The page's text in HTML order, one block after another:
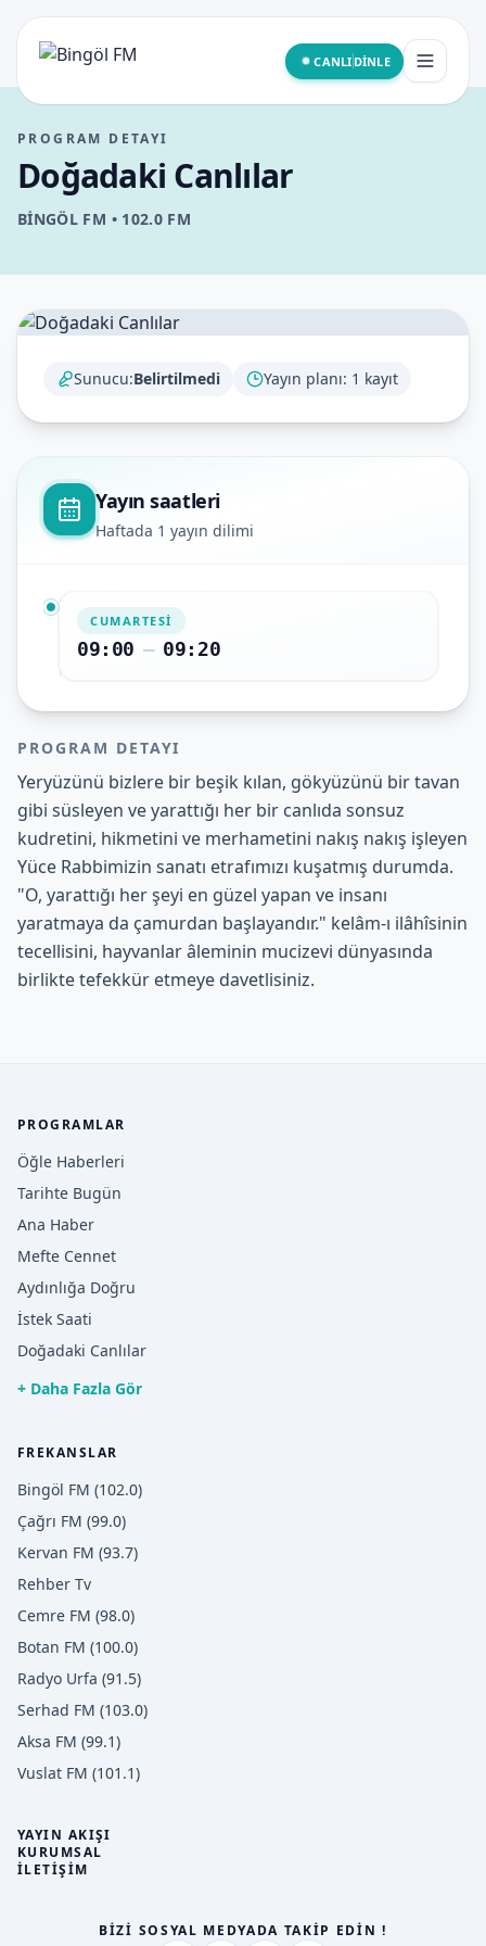
CANLI DINLE
Kurumsal
Programlar
Yayın Akışı
Frekanslar
İstek Hattı
PROGRAM DETAYI
Doğadaki Canlılar
BINGÖL FM • 102.0FM
Sunucu:Belirtilmedi Yayın planı: 1 kayıt
Yayın saatleri
Haftada 1 yayın dilimi
CUMARTESI
09:00 – 09:20
PROGRAM DETAYI
Yeryüzünü bizlere bir beşik kılan, gökyüzünü bir tavan
gibi süsleyen ve yarattığı her bir canlıda sonsuz
kudretini, hikmetini ve merhametini nakış nakış işleyen
Yüce Rabbimizin sanatı etrafımızı kuşatmış durumda.
"O, yarattığı her şeyi en güzel yapan ve insanı
yaratmaya da çamurdan başlayandır." kelâm-ı ilâhîsinin
tecellisini, hayvanlar âleminin mucizevi dünyasında
birlikte tefekkür etmeye davetlisiniz.
PROGRAMLAR
Öğle Haberleri
Tarihte Bugün
Ana Haber
Mefte Cennet
Aydınlığa Doğru
İstek Saati
Doğadaki Canlılar
+ Daha Fazla Gör
FREKANSLAR
Bingöl FM (102.0)
Çağrı FM (99.0)
Kervan FM (93.7)
Rehber Tv
Cemre FM (98.0)
Botan FM (100.0)
Radyo Urfa (91.5)
Serhad FM (103.0)
Aksa FM (99.1)
Vuslat FM (101.1)
YAYIN AKIŞI
KURUMSAL
İLETIŞIM
BİZİ SOSYAL MEDYADA TAKİP EDİN !